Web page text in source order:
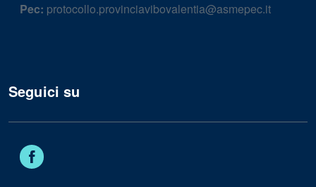
Pec: protocollo.provinciavibovalentia@asmepec.it
Seguici su